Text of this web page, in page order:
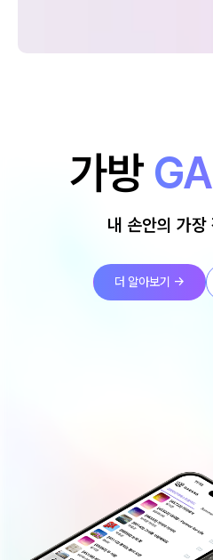
가방
내 손안의 가장
더 알아보기 →